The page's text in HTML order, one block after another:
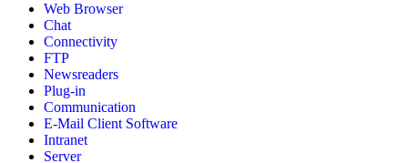
Web Browser
Chat
Connectivity
FTP
Newsreaders
Plug-in
Communication
E-Mail Client Software
Intranet
Server